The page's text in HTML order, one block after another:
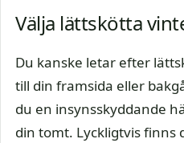
Välja lättskötta
Du kanske letar efter
till din framsida eller
du en insynsskyddande
din tomt. Lyckligtvis finns